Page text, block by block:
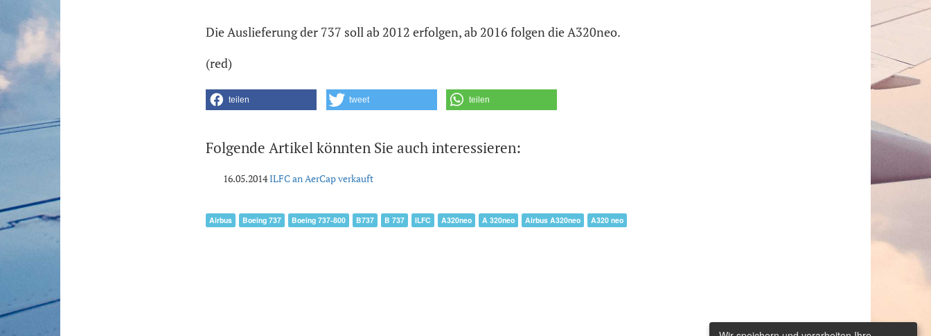
Die Auslieferung der 737 soll ab 2012 erfolgen, ab 2016 folgen die A320neo.
(red)
teilen tweet teilen
Folgende Artikel könnten Sie auch interessieren:
16.05.2014ILFC an AerCap verkauft
Airbus Boeing 737 Boeing 737-800 B737 B 737 ILFC A320neo A 320neo Airbus A320neo A320 neo